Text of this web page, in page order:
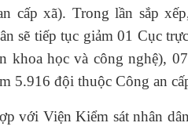
cấp xã). Trong lần sắp
sẽ tiếp tục giảm 01 Cục
khoa học và công nghệ),
5.916 đội thuộc Công an
với Viện Kiểm sát nhân